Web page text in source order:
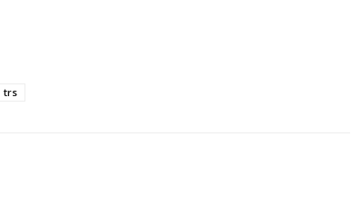
trs